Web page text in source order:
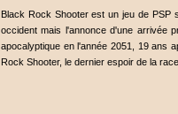
Black Rock Shooter est un jeu de PSP
occident mais l'annonce d'une arrivée
apocalyptique en l'année 2051, 19 ans
Rock Shooter, le dernier espoir de la